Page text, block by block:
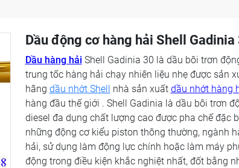
Dầu động cơ hàng hải Shell Gadinia
Dầu hàng hải Shell Gadinia 30 là dầu bôi trơn
trung tốc hàng hải chạy nhiên liệu nhẹ được sản
hãng dầu nhớt Shell nhà sản xuất dầu nhớt hàng
hàng đầu thế giới . Shell Gadinia là dầu bôi trơn
diesel đa dụng chất lượng cao được pha chế đặc
những động cơ kiểu piston thông thường, ngành
hải, sử dụng làm động lực chính hoặc làm máy
động trong điều kiện khắc nghiệt nhất, đốt bằng